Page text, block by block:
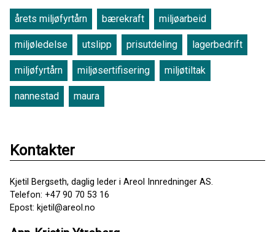
årets miljøfyrtårn bærekraft miljøarbeid
miljøledelse utslipp prisutdeling lagerbedrift
miljøfyrtårn miljøsertifisering miljøtiltak
nannestad maura
Kontakter
Kjetil Bergseth, daglig leder i Areol Innredninger AS.
Telefon: +47 90 70 53 16
Epost: kjetil@areol.no